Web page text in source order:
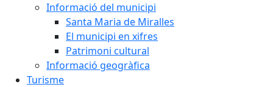
Informació del municipi
Santa Maria de Miralles
El municipi en xifres
Patrimoni cultural
Informació geogràfica
Turisme